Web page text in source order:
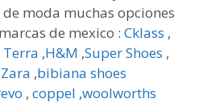
moda muchas opciones
de mexico : Cklass ,
Terra ,H&M ,Super Shoes ,
Zara ,bibiana shoes
, coppel ,woolworths